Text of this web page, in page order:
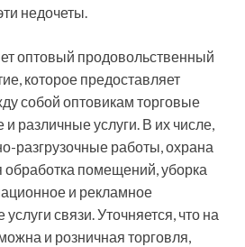
недочеты.
оптовый продовольственный
которое предоставляет
собой оптовикам торговые
различные услуги. В их числе,
разгрузочные работы, охрана
обработка помещений, уборка
и рекламное
связи. Уточняется, что на
и розничная торговля,